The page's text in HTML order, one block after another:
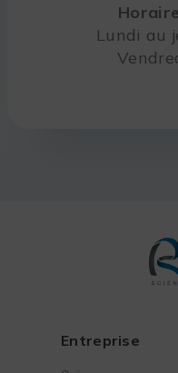
Lundi au
Entreprise